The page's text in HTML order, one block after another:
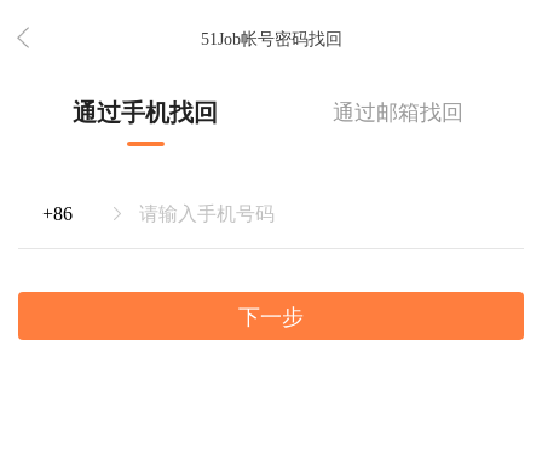
51Job帐号密码找回
通过手机找回 通过邮箱找回
下一步